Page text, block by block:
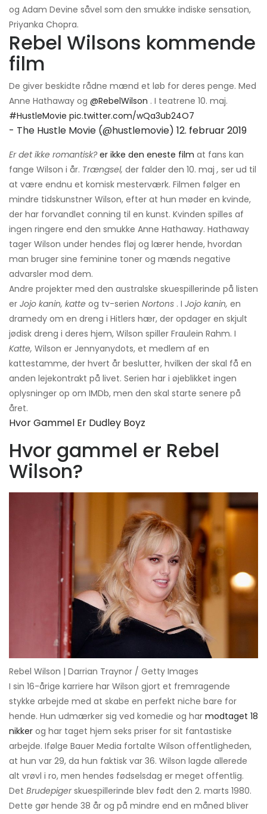
og Adam Devine såvel som den smukke indiske sensation,
Priyanka Chopra.
Rebel Wilsons kommende
film
De giver beskidte rådne mænd et løb for deres penge. Med
Anne Hathaway og @RebelWilson . I teatrene 10. maj.
#HustleMovie pic.twitter.com/wQa3ub24O7
- The Hustle Movie (@hustlemovie) 12. februar 2019
Er det ikke romantisk? er ikke den eneste film at fans kan
fange Wilson i år. Trængsel, der falder den 10. maj , ser ud til
at være endnu et komisk mesterværk. Filmen følger en
mindre tidskunstner Wilson, efter at hun møder en kvinde,
der har forvandlet conning til en kunst. Kvinden spilles af
ingen ringere end den smukke Anne Hathaway. Hathaway
tager Wilson under hendes fløj og lærer hende, hvordan
man bruger sine feminine toner og mænds negative
advarsler mod dem.
Andre projekter med den australske skuespillerinde på listen
er Jojo kanin, katte og tv-serien Nortons . I Jojo kanin, en
dramedy om en dreng i Hitlers hær, der opdager en skjult
jødisk dreng i deres hjem, Wilson spiller Fraulein Rahm. I
Katte, Wilson er Jennyanydots, et medlem af en
kattestamme, der hvert år beslutter, hvilken der skal få en
anden lejekontrakt på livet. Serien har i øjeblikket ingen
oplysninger op om IMDb, men den skal starte senere på
året.
Hvor Gammel Er Dudley Boyz
Hvor gammel er Rebel
Wilson?
Rebel Wilson | Darrian Traynor / Getty Images
I sin 16-årige karriere har Wilson gjort et fremragende
stykke arbejde med at skabe en perfekt niche bare for
hende. Hun udmærker sig ved komedie og har modtaget 18
nikker og har taget hjem seks priser for sit fantastiske
arbejde. Ifølge Bauer Media fortalte Wilson offentligheden,
at hun var 29, da hun faktisk var 36. Wilson lagde allerede
alt vrøvl i ro, men hendes fødselsdag er meget offentlig.
Det Brudepigerskuespillerinde blev født den 2. marts 1980.
Dette gør hende 38 år og på mindre end en måned bliver